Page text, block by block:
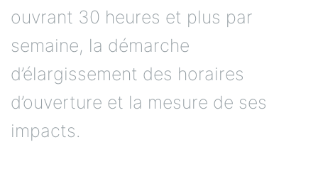
ouvrant 30 heures et plus par
semaine, la démarche
d’élargissement des horaires
d’ouverture et la mesure de ses
impacts.